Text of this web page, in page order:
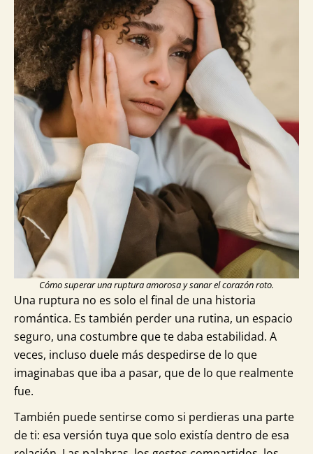
Cómo superar una ruptura amorosa y sanar el corazón roto.
Una ruptura no es solo el final de una historia
romántica. Es también perder una rutina, un espacio
seguro, una costumbre que te daba estabilidad. A
veces, incluso duele más despedirse de lo que
imaginabas que iba a pasar, que de lo que realmente
fue.
También puede sentirse como si perdieras una parte
de ti: esa versión tuya que solo existía dentro de esa